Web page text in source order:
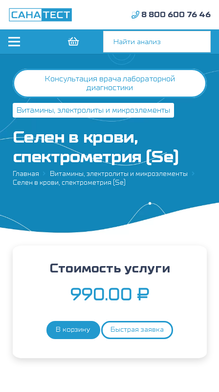
8 800 600 76 46
Консультация врача лабораторной
диагностики
Витамины, электролиты и микроэлементы
Селен в крови,
спектрометрия (Se)
Главная
Витамины, электролиты и микроэлементы
Селен в крови, спектрометрия (Se)
Стоимость услуги
990.00 ₽
Количество
В корзину Быстрая заявка